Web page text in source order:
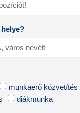
munkaerő közvetítés
diákmunka